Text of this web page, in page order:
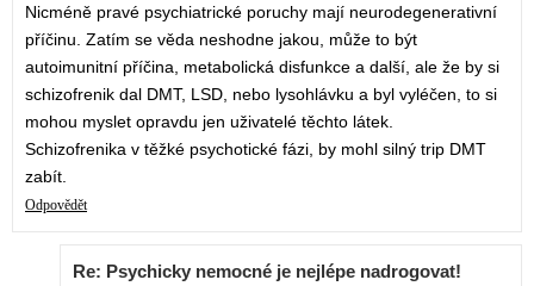
Nicméně pravé psychiatrické poruchy mají neurodegenerativní
příčinu. Zatím se věda neshodne jakou, může to být
autoimunitní příčina, metabolická disfunkce a další, ale že by si
schizofrenik dal DMT, LSD, nebo lysohlávku a byl vyléčen, to si
mohou myslet opravdu jen uživatelé těchto látek.
Schizofrenika v těžké psychotické fázi, by mohl silný trip DMT
zabít.
Odpovědět
Re: Psychicky nemocné je nejlépe nadrogovat!